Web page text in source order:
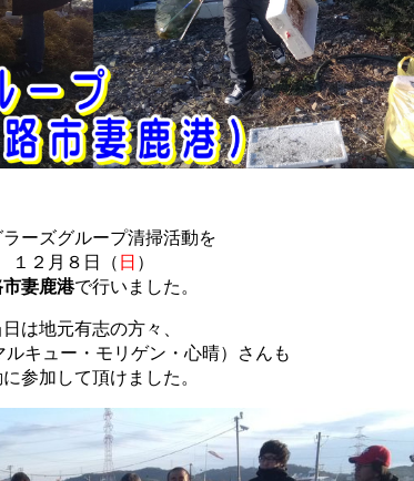
ーズグループ清掃活動を
１２月８日（ 日 ）
妻鹿港で行いました。
は地元有志の方々、
ルキュー・モリゲン・心晴）さんも
参加して頂けました。